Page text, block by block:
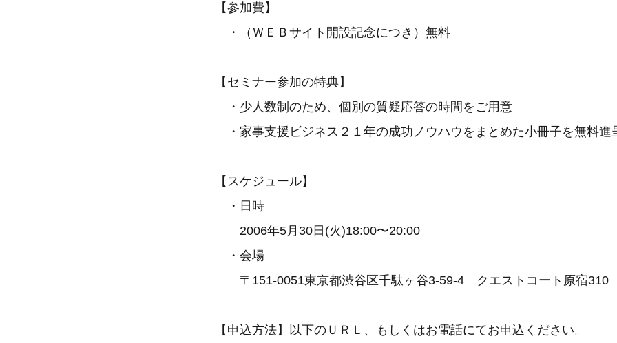
【参加費】
・（ＷＥＢサイト開設記念につき）無料
【セミナー参加の特典】
・少人数制のため、個別の質疑応答の時間をご用意
・家事支援ビジネス２１年の成功ノウハウをまとめた小冊子を無料進
【スケジュール】
・日時
2006年5月30日(火)18:00〜20:00
・会場
〒151-0051東京都渋谷区千駄ヶ谷3-59-4 クエストコート原宿310
【申込方法】以下のＵＲＬ、もしくはお電話にてお申込ください。